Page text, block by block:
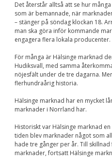
Det återstår alltså att se hur
som är bemannade, när
– stänger på söndag klockan 18.
man ska göra inför kommande
engagera flera lokala producenter.
För många är Hälsinge marknad
Hudiksvall, med samma
nöjesfält under de tre dagarna.
flerhundraårig historia.
Hälsinge marknad har en mycket
marknader i Norrland har.
Historiskt var Hälsinge marknad
tiden blev marknader något som
hade tre gånger per år. Till
marknader, fortsatt Hälsinge